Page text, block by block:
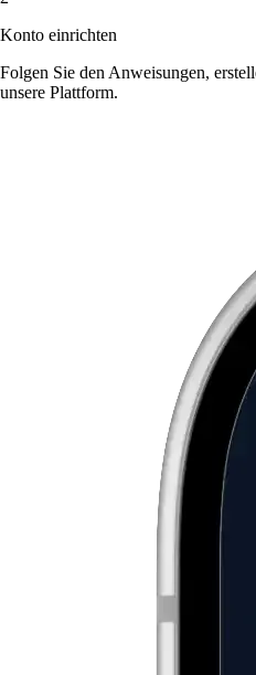
Konto einrichten
Folgen Sie den Anweisungen,
unsere Plattform.